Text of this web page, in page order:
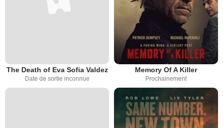
The Death of Eva Sofia Valdez
Date de sortie inconnue
Memory Of A Killer
Prochainement